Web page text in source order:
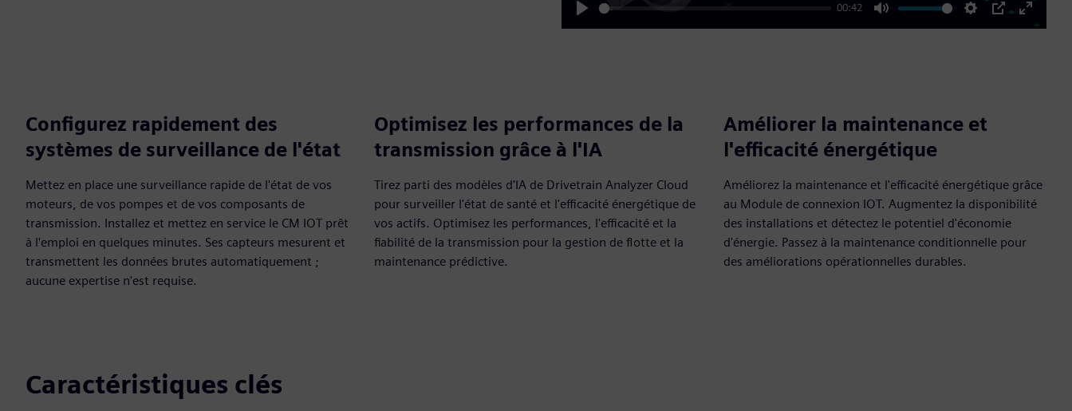
Play
00:42
Mute Settings
PIP
Enter
Configurez rapidement des
systèmes de surveillance de l'état
Mettez en place une surveillance rapide de l'état de vos
moteurs, de vos pompes et de vos composants de
transmission. Installez et mettez en service le CM IOT prêt
à l'emploi en quelques minutes. Ses capteurs mesurent et
transmettent les données brutes automatiquement ;
aucune expertise n'est requise.
Optimisez les performances de la
transmission grâce à l'IA
Tirez parti des modèles d'IA de Drivetrain Analyzer Cloud
pour surveiller l'état de santé et l'efficacité énergétique de
vos actifs. Optimisez les performances, l'efficacité et la
fiabilité de la transmission pour la gestion de flotte et la
maintenance prédictive.
Améliorer la maintenance et
l'efficacité énergétique
Améliorez la maintenance et l'efficacité énergétique grâce
au Module de connexion IOT. Augmentez la disponibilité
des installations et détectez le potentiel d'économie
d'énergie. Passez à la maintenance conditionnelle pour
des améliorations opérationnelles durables.
Caractéristiques clés